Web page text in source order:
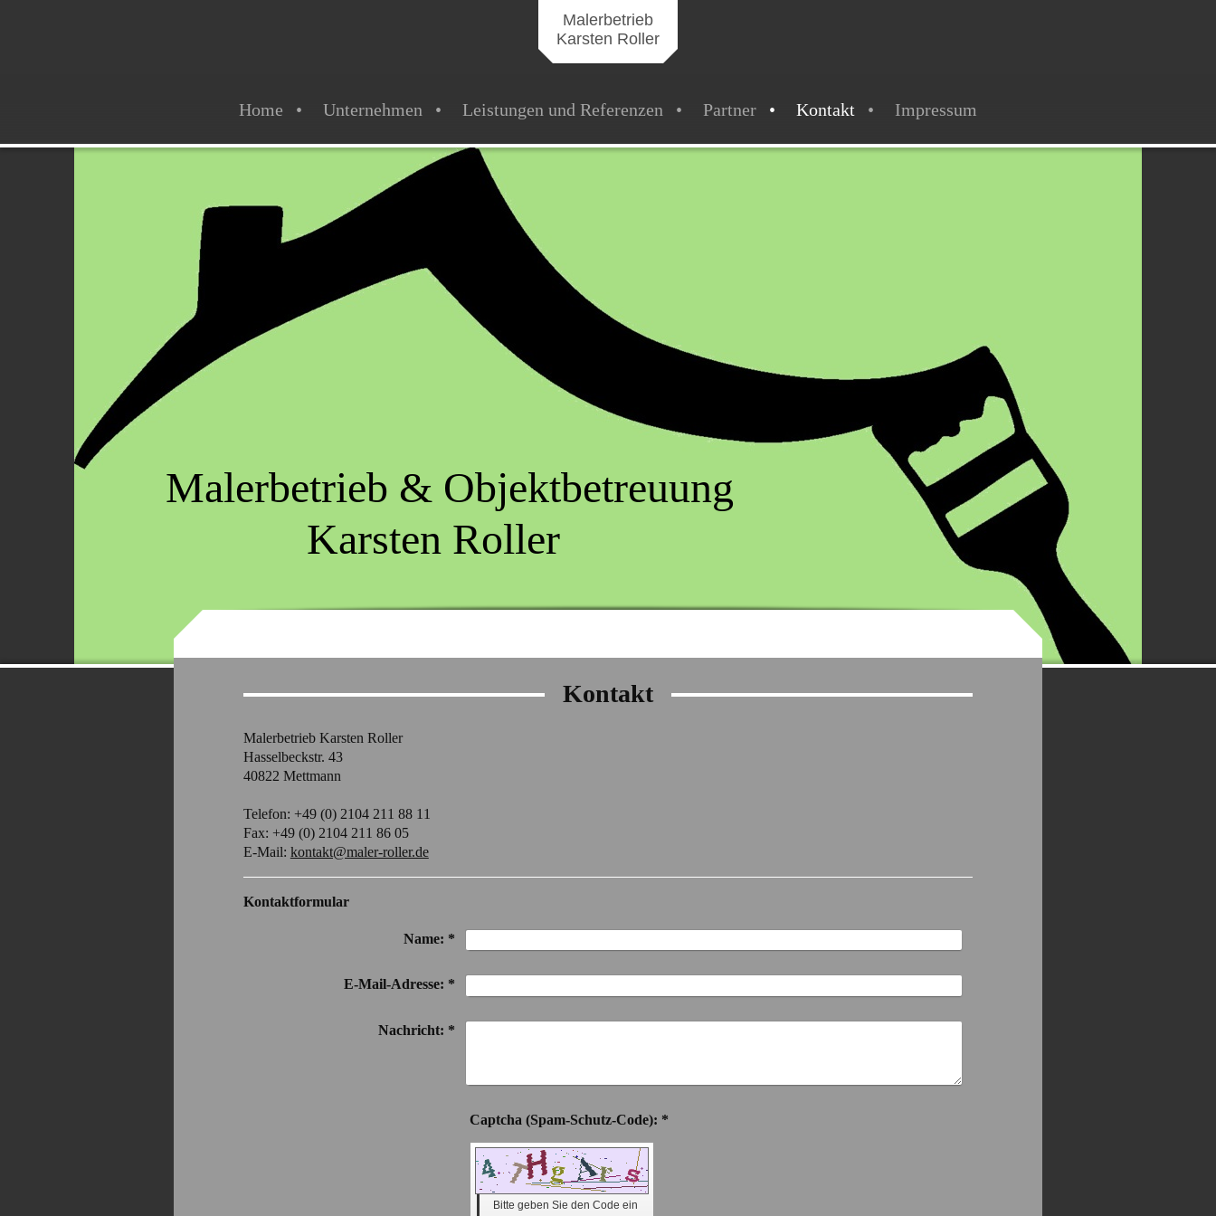
Malerbetrieb
Karsten Roller
Home Unternehmen Leistungen und Referenzen Partner Kontakt Impressum
Malerbetrieb & Objektbetreuung
Karsten Roller
Kontakt
Malerbetrieb Karsten Roller
Hasselbeckstr. 43
40822 Mettmann
Telefon: +49 (0) 2104 211 88 11
Fax: +49 (0) 2104 211 86 05
E-Mail: kontakt@maler-roller.de
Kontaktformular
Name: *
E-Mail-Adresse: *
Nachricht: *
Captcha (Spam-Schutz-Code): *
Bitte geben Sie den Code ein